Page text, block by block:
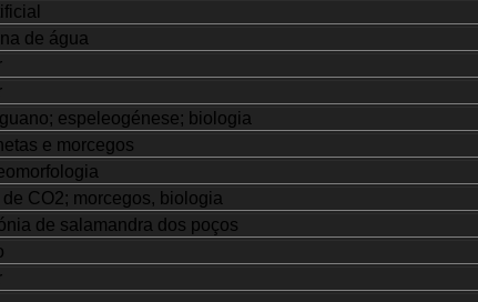
de água
espeleogénese; biologia
e morcegos
de CO2; morcegos, biologia
de salamandra dos poços